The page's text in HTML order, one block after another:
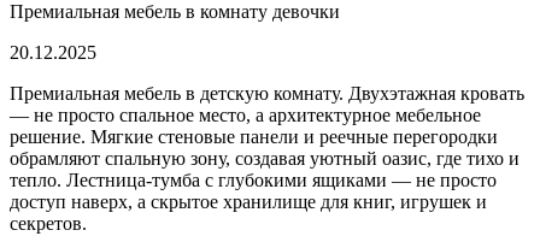
Премиальная мебель в комнату девочки
20.12.2025
Премиальная мебель в детскую комнату. Двухэтажная кровать
— не просто спальное место, а архитектурное мебельное
решение. Мягкие стеновые панели и реечные перегородки
обрамляют спальную зону, создавая уютный оазис, где тихо и
тепло. Лестница-тумба с глубокими ящиками — не просто
доступ наверх, а скрытое хранилище для книг, игрушек и
секретов.